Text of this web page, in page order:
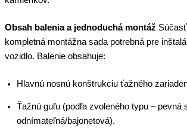
Obsah balenia a jednoduchá montáž
kompletná montážna sada potrebná pre
vozidlo. Balenie obsahuje:
Hlavnú nosnú konštrukciu ťažného
Ťažnú guľu (podľa zvoleného typu – pevná
odnímateľná/bajonetová).